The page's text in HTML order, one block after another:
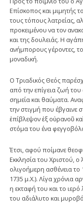
Επίσκοπος και μιμητής
τους τόπους λατρείας,
προκειμένου να τον
και της δουλειάς. Η
ανήμπορους γέροντες,
μοναδική.
Ο Τριαδικός Θεός
από την επίγεια ζωή του
σημεία και θαύματα.
την στιγμή που έβγαινε
ἐπίβλεψον ἐξ οὐρανοῦ
στόμα του ένα
Έτσι, αφού ποίμανε
Εκκλησία του Χριστού, ο
ολιγοήμερη ασθένεια
1735 μ.Χ.). Λίγα χρόνια
η εκταφή του και το
του αδιάλυτο και